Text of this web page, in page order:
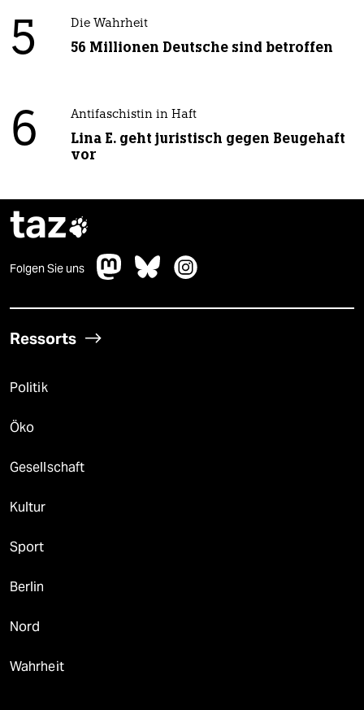
5 Die Wahrheit
56 Millionen Deutsche sind betroffen
6 Antifaschistin in Haft
Lina E. geht juristisch gegen Beugehaft
vor
taz
Folgen Sie uns
Ressorts
Politik
Öko
Gesellschaft
Kultur
Sport
Berlin
Nord
Wahrheit